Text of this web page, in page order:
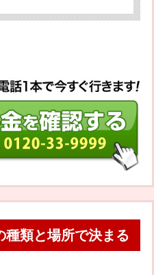
種類と場所で決まる